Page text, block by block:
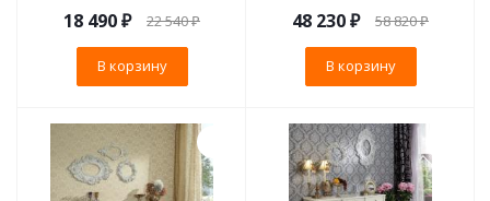
18 490₽ 22 540₽
В корзину
48 230₽ 58 820₽
В корзину